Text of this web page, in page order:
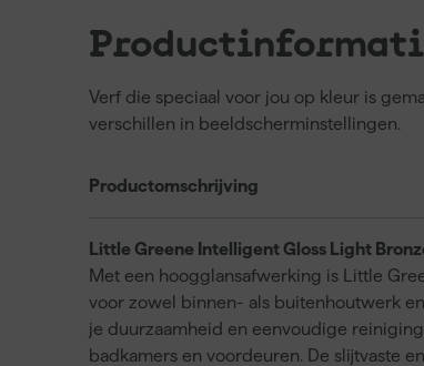
Verf die speciaal voor jou op kleur is
verschillen in beeldscherminstellingen.
Productomschrijving
Little Greene Intelligent Gloss Light
Met een hoogglansafwerking is Little
voor zowel binnen- als buitenhoutwerk
je duurzaamheid en eenvoudige
badkamers en voordeuren. De slijtvaste